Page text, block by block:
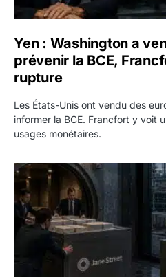
Yen : Washington a
prévenir la BCE,
rupture
Les États-Unis ont vendu des
informer la BCE. Francfort y voit
usages monétaires.
Jane Street négocie le